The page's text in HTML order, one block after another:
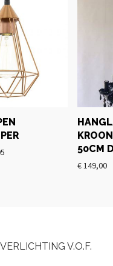
50CM
€149,00
V.O.F.